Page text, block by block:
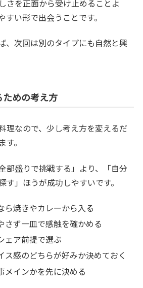
さを正面から受け止めることよ
すい形で出会うことです。
、次回は別のタイプにも自然と興
めの考え方
理なので、少し考え方を変えるだ
。
部盛りで挑戦する」より、「自分
す」ほうが成功しやすいです。
ら焼きやカレーから入る
さず一皿で感触を確かめる
ェア前提で選ぶ
ス感のどちらが好みか決めておく
メインかを先に決める